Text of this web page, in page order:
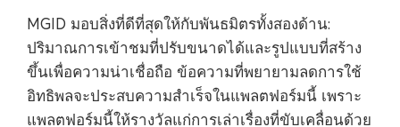
MGID มอบสิ่งที่ดีที่สุดให้กับพันธมิตรทั้งสองด้าน:
ปริมาณการเข้าชมที่ปรับขนาดได้และรูปแบบที่สร้าง
ขึ้นเพื่อความน่าเชื่อถือ ข้อความที่พยายามลดการใช้
อิทธิพลจะประสบความสำเร็จในแพลตฟอร์มนี้ เพราะ
แพลตฟอร์มนี้ให้รางวัลแก่การเล่าเรื่องที่ขับเคลื่อนด้วย